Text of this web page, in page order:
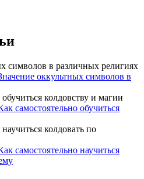
оккультных символов в
самостоятельно обучиться
самостоятельно научиться